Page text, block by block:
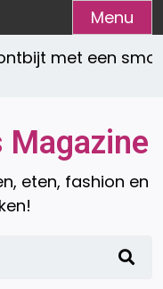
Menu
met een
Magazine
eten, fashion en